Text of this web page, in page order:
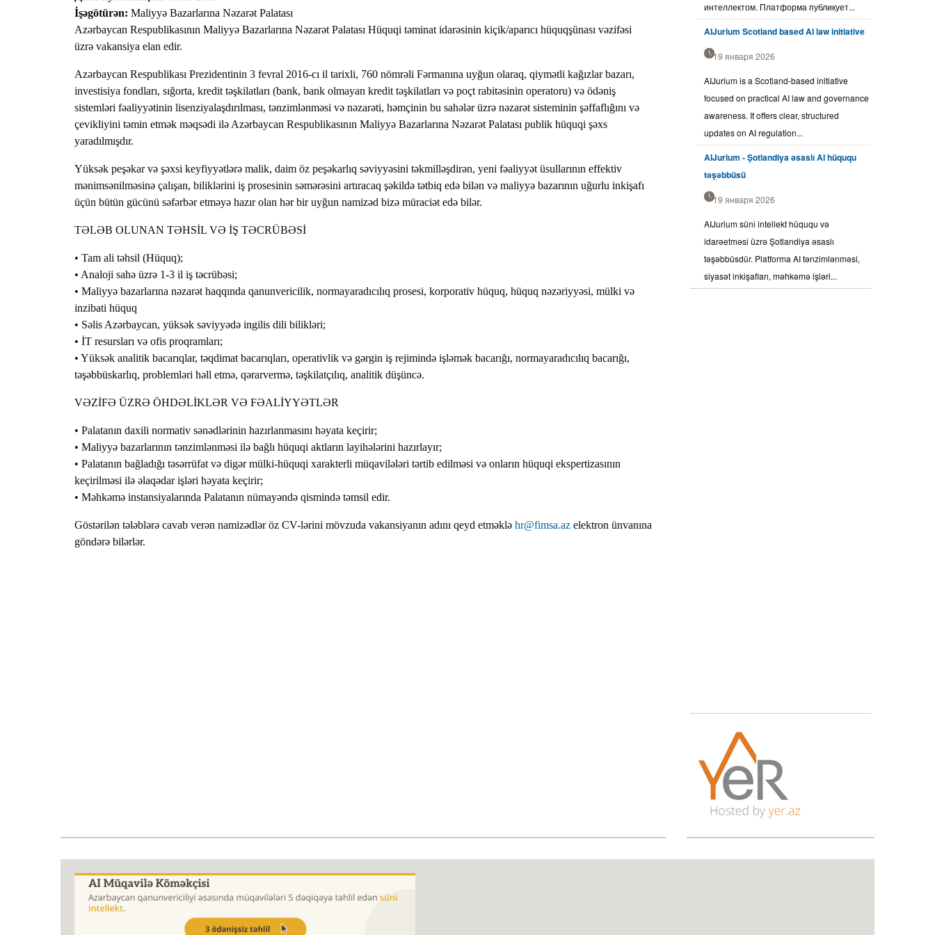
Представление
Ходатайства
İşəgötürən: Maliyyə Bazarlarına Nəzarət Palatası
Azərbaycan Respublikasının Maliyyə Bazarlarına Nəzarət Palatası Hüquqi təminat idarəsinin kiçik/aparıcı hüquqşünası vəzifəsi
üzrə vakansiya elan edir.
Azərbaycan Respublikası Prezidentinin 3 fevral 2016-cı il tarixli, 760 nömrəli Fərmanına uyğun olaraq, qiymətli kağızlar bazarı,
investisiya fondları, sığorta, kredit təşkilatları (bank, bank olmayan kredit təşkilatları və poçt rabitəsinin operatoru) və ödəniş
sistemləri fəaliyyətinin lisenziyalaşdırılması, tənzimlənməsi və nəzarəti, həmçinin bu sahələr üzrə nəzarət sisteminin şəffaflığını və
çevikliyini təmin etmək məqsədi ilə Azərbaycan Respublikasının Maliyyə Bazarlarına Nəzarət Palatası publik hüquqi şəxs
yaradılmışdır.
Yüksək peşəkar və şəxsi keyfiyyətlərə malik, daim öz peşəkarlıq səviyyəsini təkmilləşdirən, yeni fəaliyyət üsullarının effektiv
mənimsənilməsinə çalışan, biliklərini iş prosesinin səmərəsini artıracaq şəkildə tətbiq edə bilən və maliyyə bazarının uğurlu inkişafı
üçün bütün gücünü səfərbər etməyə hazır olan hər bir uyğun namizəd bizə müraciət edə bilər.
TƏLƏB OLUNAN TƏHSİL VƏ İŞ TƏCRÜBƏSİ
• Tam ali təhsil (Hüquq);
• Analoji sahə üzrə 1-3 il iş təcrübəsi;
• Maliyyə bazarlarına nəzarət haqqında qanunvericilik, normayaradıcılıq prosesi, korporativ hüquq, hüquq nəzəriyyəsi, mülki və
inzibati hüquq
• Səlis Azərbaycan, yüksək səviyyədə ingilis dili bilikləri;
• İT resursları və ofis proqramları;
• Yüksək analitik bacarıqlar, təqdimat bacarıqları, operativlik və gərgin iş rejimində işləmək bacarığı, normayaradıcılıq bacarığı,
təşəbbüskarlıq, problemləri həll etmə, qərarvermə, təşkilatçılıq, analitik düşüncə.
VƏZİFƏ ÜZRƏ ÖHDƏLİKLƏR VƏ FƏALİYYƏTLƏR
• Palatanın daxili normativ sənədlərinin hazırlanmasını həyata keçirir;
• Maliyyə bazarlarının tənzimlənməsi ilə bağlı hüquqi aktların layihələrini hazırlayır;
• Palatanın bağladığı təsərrüfat və digər mülki-hüquqi xarakterli müqavilələri tərtib edilməsi və onların hüquqi ekspertizasının
keçirilməsi ilə əlaqədar işləri həyata keçirir;
• Məhkəmə instansiyalarında Palatanın nümayəndə qismində təmsil edir.
Göstərilən tələblərə cavab verən namizədlər öz CV-lərini mövzuda vakansiyanın adını qeyd etməklə hr@fimsa.az elektron ünvanına
göndərə bilərlər.
интеллектом. Платформа публикует...
AIJurium Scotland based AI law initiative
19 января 2026
AIJurium is a Scotland-based initiative
focused on practical AI law and governance
awareness. It offers clear, structured
updates on AI regulation...
AIJurium - Şotlandiya əsaslı AI hüququ
təşəbbüsü
19 января 2026
AIJurium süni intellekt hüququ və
idarəetməsi üzrə Şotlandiya əsaslı
təşəbbüsdür. Platforma AI tənzimlənməsi,
siyasət inkişafları, məhkəmə işləri...